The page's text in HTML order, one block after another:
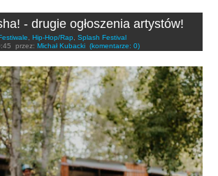
- drugie ogłoszenia artystów!
Hip-Hop/Rap
Splash Festival
przez: Michał Kubacki (komentarze: 0)